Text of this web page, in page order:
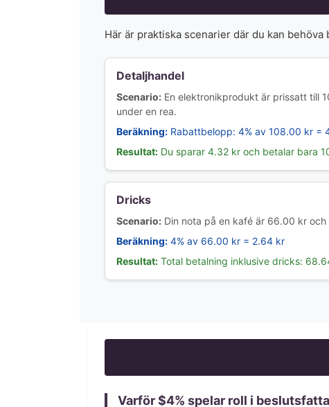
Här är praktiska scenarier där du kan behöva
Detaljhandel
Scenario: En elektronikprodukt är prissatt till
under en rea.
Beräkning: Rabattbelopp: 4% av 108.00 kr =
Resultat: Du sparar 4.32 kr och betalar bara
Dricks
Scenario: Din nota på en kafé är 66.00 kr
Beräkning: 4% av 66.00 kr = 2.64 kr
Resultat: Total betalning inklusive dricks:
Varför $4% spelar roll i